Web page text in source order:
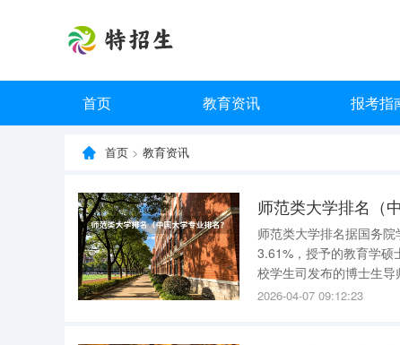
首页 教育资讯 报考指
首页 > 教育资讯
师范类大学排名（
师范类大学排名据国务
3.61%，授予的教育学硕
校学生司发布的博士生
导，占博导总数的1.77%
2026-04-07 09:12:23